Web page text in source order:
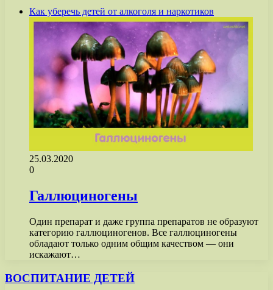
Как уберечь детей от алкоголя и наркотиков
25.03.2020
0
Галлюциногены
Один препарат и даже группа препаратов не образуют
категорию галлюциногенов. Все галлюциногены
обладают только одним общим качеством — они
искажают…
ВОСПИТАНИЕ ДЕТЕЙ